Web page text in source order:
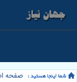
صفحه